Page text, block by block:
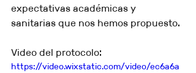
expectativas académicas y
sanitarias que nos hemos propuesto.
Video del protocolo:
https://video.wixstatic.com/video/ec6a6a